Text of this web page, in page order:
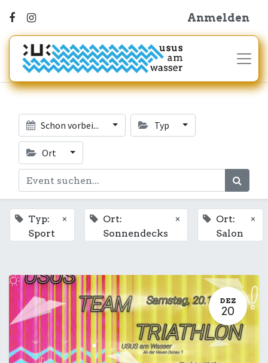
Anmelden
Schon vorbei... Typ
Ort
Typ:
Sport
×
Ort:
Sonnendecks
×
Ort:
Salon
×
DEZ
20